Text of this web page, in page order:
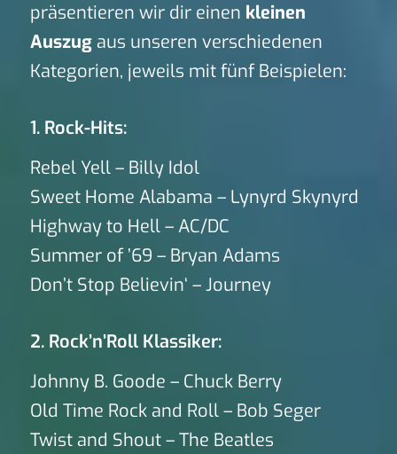
präsentieren wir dir einen kleinen
Auszugaus unseren verschiedenen
Kategorien, jeweils mit fünf Beispielen:
1. Rock-Hits:
Rebel Yell – Billy Idol
Sweet Home Alabama – Lynyrd Skynyrd
Highway to Hell – AC/DC
Summer of ’69 – Bryan Adams
Don’t Stop Believin‘ – Journey
2. Rock’n’Roll Klassiker:
Johnny B. Goode – Chuck Berry
Old Time Rock and Roll – Bob Seger
Twist and Shout – The Beatles